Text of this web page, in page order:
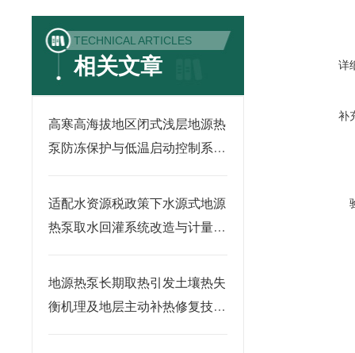
TECHNICAL ARTICLES
相关文章
高寒高海拔地区闭式浅层地源热
泵防冻保护与低温启动控制系统
适配水资源税政策下水源式地源
热泵取水回灌系统改造与计量监
地源热泵长期取热引发土壤热失
衡机理及地层主动补热修复技术
详
补